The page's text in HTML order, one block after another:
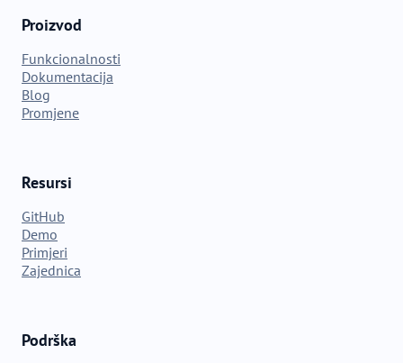
Proizvod
Funkcionalnosti
Dokumentacija
Blog
Promjene
Resursi
GitHub
Demo
Primjeri
Zajednica
Podrška